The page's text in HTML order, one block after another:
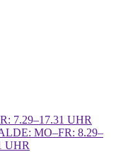
7.29–17.31 UHR
MO–FR: 8.29–
UHR